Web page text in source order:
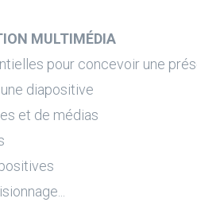
MULTIMÉDIA
pour concevoir une
diapositive
et de médias